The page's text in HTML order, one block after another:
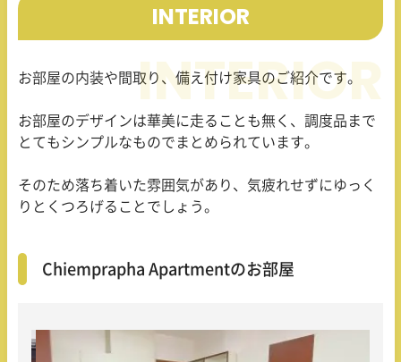
INTERIOR
お部屋の内装や間取り、備え付け家具のご紹介です。
お部屋のデザインは華美に走ることも無く、調度品まで
とてもシンプルなものでまとめられています。
そのため落ち着いた雰囲気があり、気疲れせずにゆっく
りとくつろげることでしょう。
Chiemprapha Apartmentのお部屋